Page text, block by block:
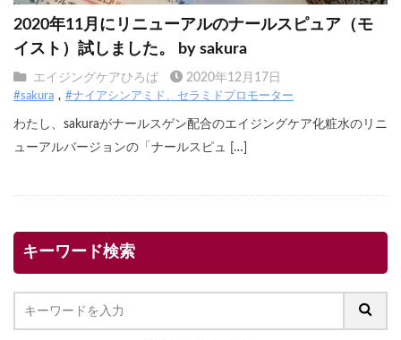
2020年11月にリニューアルのナールスピュア（モ
イスト）試しました。 by sakura
エイジングケアひろば 2020年12月17日
#sakura #ナイアシンアミド、セラミドプロモーター
わたし、sakuraがナールスゲン配合のエイジングケア化粧水のリニ
ューアルバージョンの「ナールスピュ […]
キーワード検索